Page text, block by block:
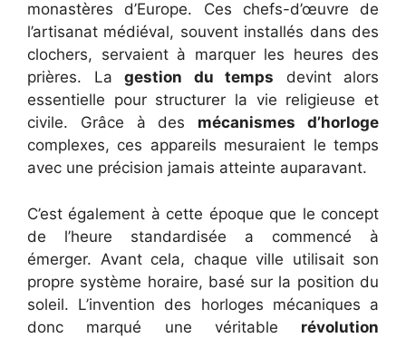
monastères d’Europe. Ces chefs-d’œuvre de
l’artisanat médiéval, souvent installés dans des
clochers, servaient à marquer les heures des
prières. La gestion du temps devint alors
essentielle pour structurer la vie religieuse et
civile. Grâce à des mécanismes d’horloge
complexes, ces appareils mesuraient le temps
avec une précision jamais atteinte auparavant.
C’est également à cette époque que le concept
de l’heure standardisée a commencé à
émerger. Avant cela, chaque ville utilisait son
propre système horaire, basé sur la position du
soleil. L’invention des horloges mécaniques a
donc marqué une véritable révolution